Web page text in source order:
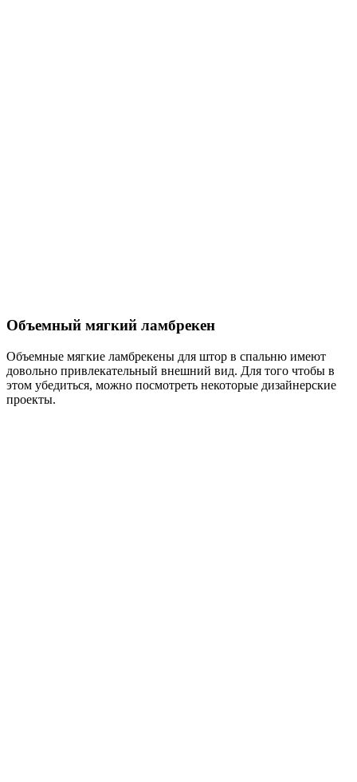
Объемный мягкий ламбрекен
Объемные мягкие ламбрекены для штор в спальню имеют
довольно привлекательный внешний вид. Для того чтобы в
этом убедиться, можно посмотреть некоторые дизайнерские
проекты.